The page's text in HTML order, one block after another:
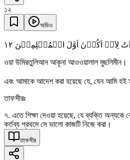
১২
অডিও
لِاَنۡ اَکُوۡنَ اَوَّلَ الۡمُسۡلِمِیۡنَ ١٢
ওয়া উমিরতুলিআন আকূনা আওওয়ালাল মুছলিমীন।
এবং আমাকে আদেশ করা হয়েছে যে, যেন আমি হই
তাফসীরঃ
৭. এতে শিক্ষা দেওয়া হয়েছে, যে ব্যক্তি অন্যকে
কর্তব্য প্রথমে সে ভালো কাজটি নিজে করা।
তাফসীর